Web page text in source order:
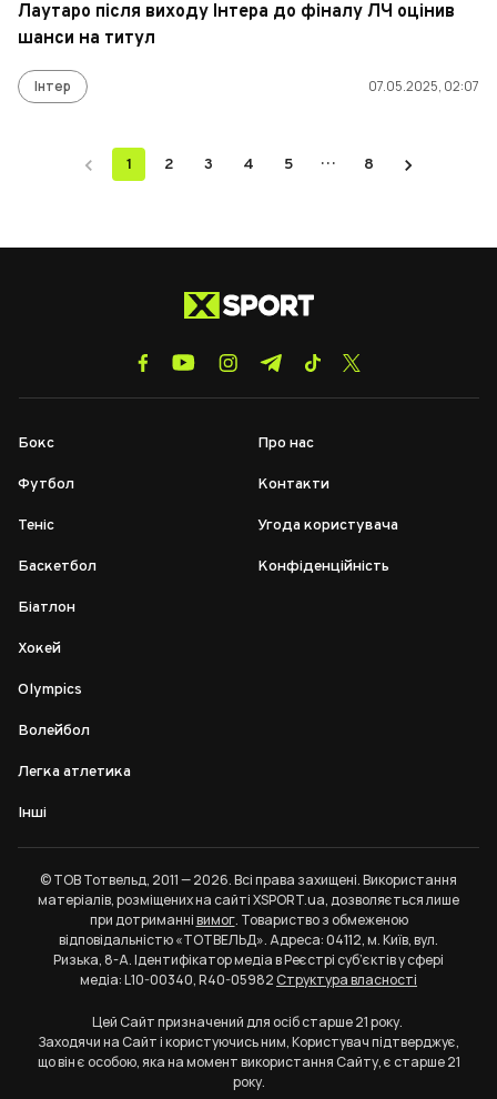
Лаутаро після виходу Інтера до фіналу ЛЧ оцінив
шанси на титул
Інтер 07.05.2025, 02:07
1 2 3 4 5 … 8
Бокс
Футбол
Теніс
Баскетбол
Біатлон
Хокей
Olympics
Волейбол
Легка атлетика
Інші
Про нас
Контакти
Угода користувача
Конфіденційність
© ТОВ Тотвельд, 2011 — 2026. Всі права захищені. Використання
матеріалів, розміщених на сайті XSPORT.ua, дозволяється лише
при дотриманнівимог. Товариство з обмеженою
відповідальністю «ТОТВЕЛЬД». Адреса: 04112, м. Київ, вул.
Ризька, 8-А. Ідентифікатор медіа в Реєстрі суб’єктів у сфері
медіа: L10-00340, R40-05982Структура власності
Цей Сайт призначений для осіб старше 21 року.
Заходячи на Сайт і користуючись ним, Користувач підтверджує,
що він є особою, яка на момент використання Сайту, є старше 21
року.